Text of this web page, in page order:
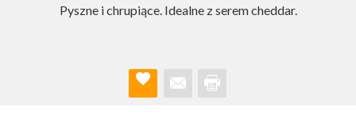
Pyszne i chrupiące. Idealne z serem cheddar.